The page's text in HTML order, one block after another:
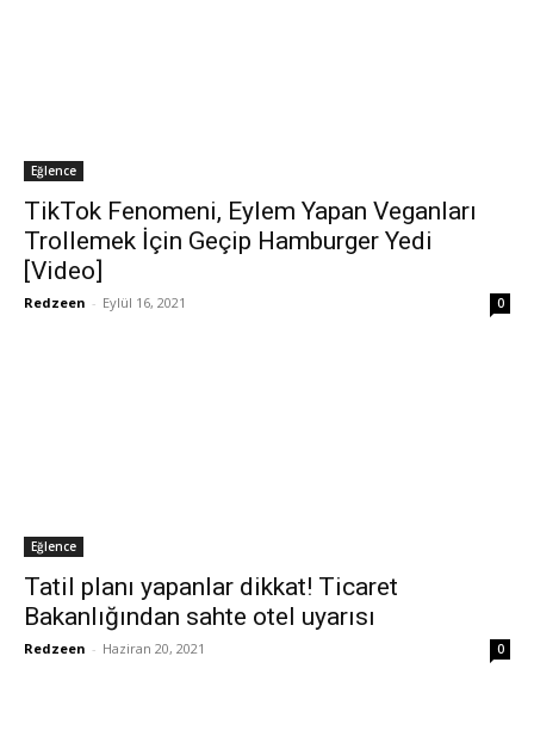
Eğlence
TikTok Fenomeni, Eylem Yapan Veganları
Trollemek İçin Geçip Hamburger Yedi
[Video]
Redzeen - Eylül 16, 2021 0
Eğlence
Tatil planı yapanlar dikkat! Ticaret
Bakanlığından sahte otel uyarısı
Redzeen - Haziran 20, 2021 0